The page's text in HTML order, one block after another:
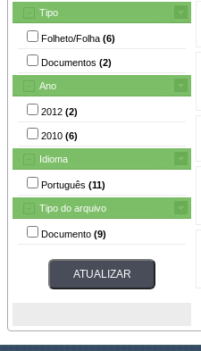
Tipo
Folheto/Folha (6)
Documentos (2)
Ano
2012 (2)
2010 (6)
Idioma
Português (11)
Tipo do arquivo
Documento (9)